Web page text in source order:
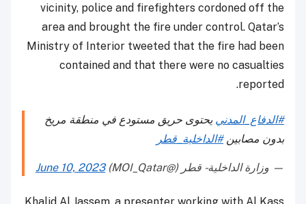
vicinity, police and firefighters cordoned off the
area and brought the fire under control. Qatar’s
Ministry of Interior tweeted that the fire had been
contained and that there were no casualties
reported.
#الدفاع_المدني يحتوى حريق مستودع في منطقة مريخ
بدون مصابين#الداخلية_قطر
— وزارة الداخلية - قطر (@MOI_Qatar) June 10, 2023
Khalid Al Jassem, a presenter working with Al Kass